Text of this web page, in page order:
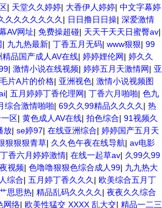
| 天堂久久婷婷| 大香伊人婷婷| 中文字幕婷
久久久久久久久 | 日日撸日日操| 深爱激情
AV网址| 免费操超碰| 天天干天天日蜜臀av|
| 九九热最新| 丁香五月无码| www狠狠| 99
精品国产成人AV在线| 婷婷娌伦网| 婷久久
| 激情小说在线视频| 婷婷五月天激情网| 亚
片A片的价格| 亚洲视色| 激情小说视频图
| 五月婷婷丁香伦理网| 丁香六月啪啪| 色九
综合激情啪啪| 69久久99精品久久久久 | 热
区| 黄色成人AV在线| 拍色综合| 91视频久
放| se婷97| 在线亚洲综合| 婷婷国产五月天
狠狠狠青草| 久久色午夜在线导航| av电影
丁香六月婷婷激情| 在线一起草av| 久99久99
视频| 色噜噜狠狠色综合成人99| 九九热大
综合| 五月婷丁香久久久 | 欧美综合五月丁
思思热| 精品乱码久久久久 | 夜夜久久综合
网络| 欧美性猛交 XXXX 乱大交| 精品一二三